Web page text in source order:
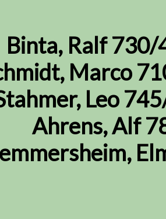
Binta, Ralf 730/
Marco
Leo
Ahrens, Alf